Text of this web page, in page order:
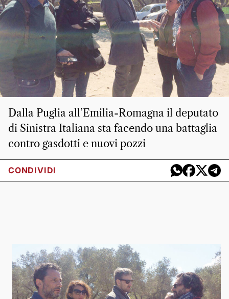
Dalla Puglia all’Emilia-Romagna il deputato
di Sinistra Italiana sta facendo una battaglia
contro gasdotti e nuovi pozzi
CONDIVIDI